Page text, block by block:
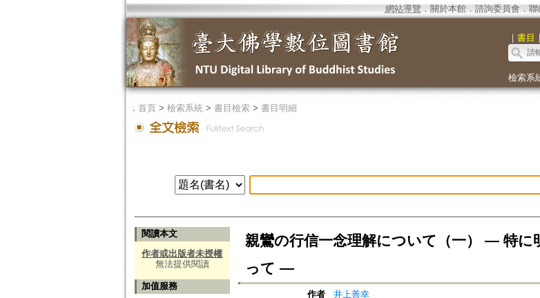
網站導覽 ． 關於本館． 諮詢委員會． 聯
｜ 書目 ｜
檢索系
． 首頁> 檢索系統> 書目檢索> 書目明細
閱讀本文
作者或出版者未授權
無法提供閱讀
加值服務
親鸞の行信一念理解について（一） ― 特に
って ―
作者
井上善幸